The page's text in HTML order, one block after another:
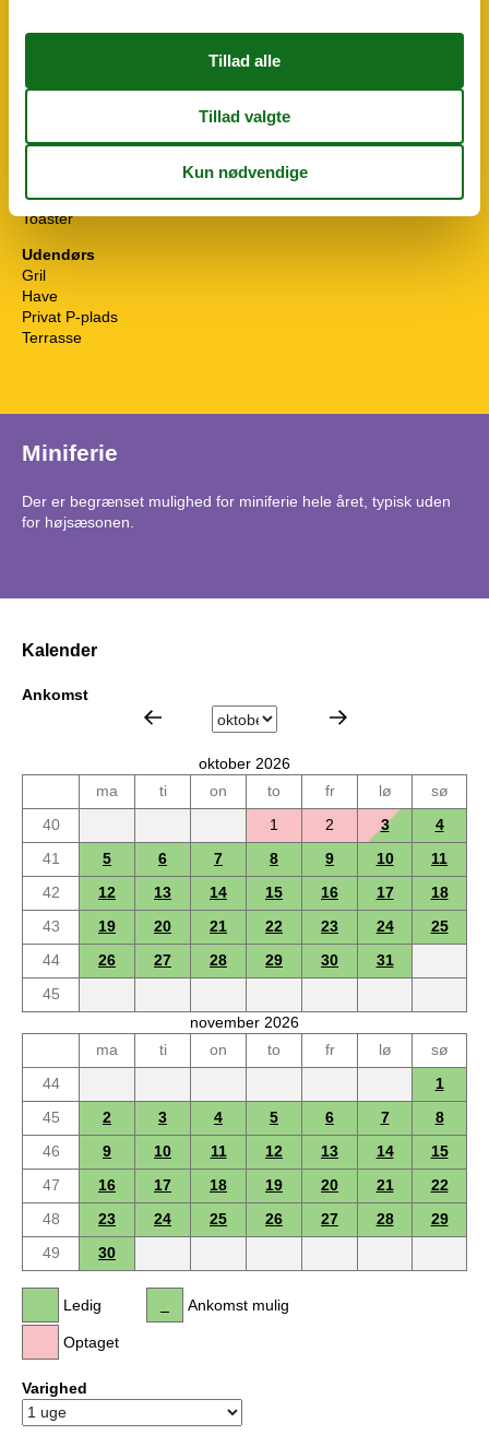
Kaffemaskine
Ovn
Toaster
Udendørs
Gril
Have
Privat P-plads
Terrasse
Miniferie
Der er begrænset mulighed for miniferie hele året, typisk uden
for højsæsonen.
Kalender
Ankomst
oktober 2026
ma
ti on to fr lø
sø
40
1 2 3
4
41
5 6 7 8 9 10
11
42
12 13 14 15 16 17
18
43
19 20 21 22 23 24
25
44
26 27 28 29 30
31
45
november 2026
ma
ti on to fr lø
sø
44
1
45
2 3 4 5 6 7
8
46
9 10 11 12 13 14
15
47
16 17 18 19 20 21
22
48
23 24 25 26 27 28
29
49
30
Ledig
Optaget
Ankomst mulig
Varighed